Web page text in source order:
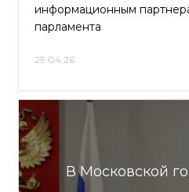
информационным
парламента
29.04.26
В Московской